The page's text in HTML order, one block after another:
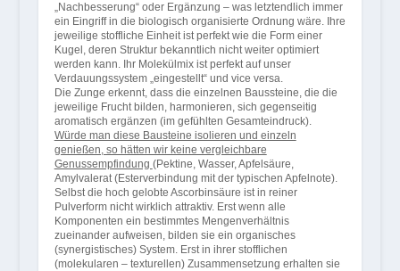
„Nachbesserung“ oder Ergänzung – was letztendlich immer
ein Eingriff in die biologisch organisierte Ordnung wäre. Ihre
jeweilige stoffliche Einheit ist perfekt wie die Form einer
Kugel, deren Struktur bekanntlich nicht weiter optimiert
werden kann. Ihr Molekülmix ist perfekt auf unser
Verdauungssystem „eingestellt“ und vice versa.
Die Zunge erkennt, dass die einzelnen Baussteine, die die
jeweilige Frucht bilden, harmonieren, sich gegenseitig
aromatisch ergänzen (im gefühlten Gesamteindruck).
Würde man diese Bausteine isolieren und einzeln
genießen, so hätten wir keine vergleichbare
Genussempfindung (Pektine, Wasser, Apfelsäure,
Amylvalerat (Esterverbindung mit der typischen Apfelnote).
Selbst die hoch gelobte Ascorbinsäure ist in reiner
Pulverform nicht wirklich attraktiv. Erst wenn alle
Komponenten ein bestimmtes Mengenverhältnis
zueinander aufweisen, bilden sie ein organisches
(synergistisches) System. Erst in ihrer stofflichen
(molekularen – texturellen) Zusammensetzung erhalten sie